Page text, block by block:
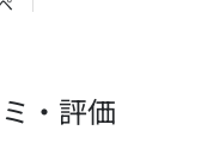
・評価